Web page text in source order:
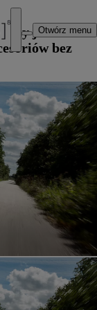
Otwórz menu
już
bez